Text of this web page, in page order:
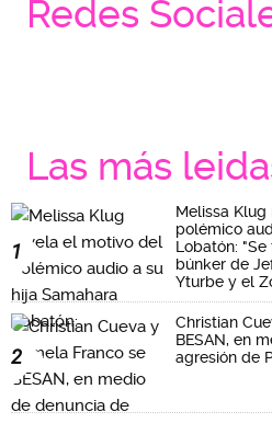
Redes
Las más
1
Melissa
polémico
Lobatón:
búnker de
Yturbe y el
2
Christian
BESAN, en
agresión de